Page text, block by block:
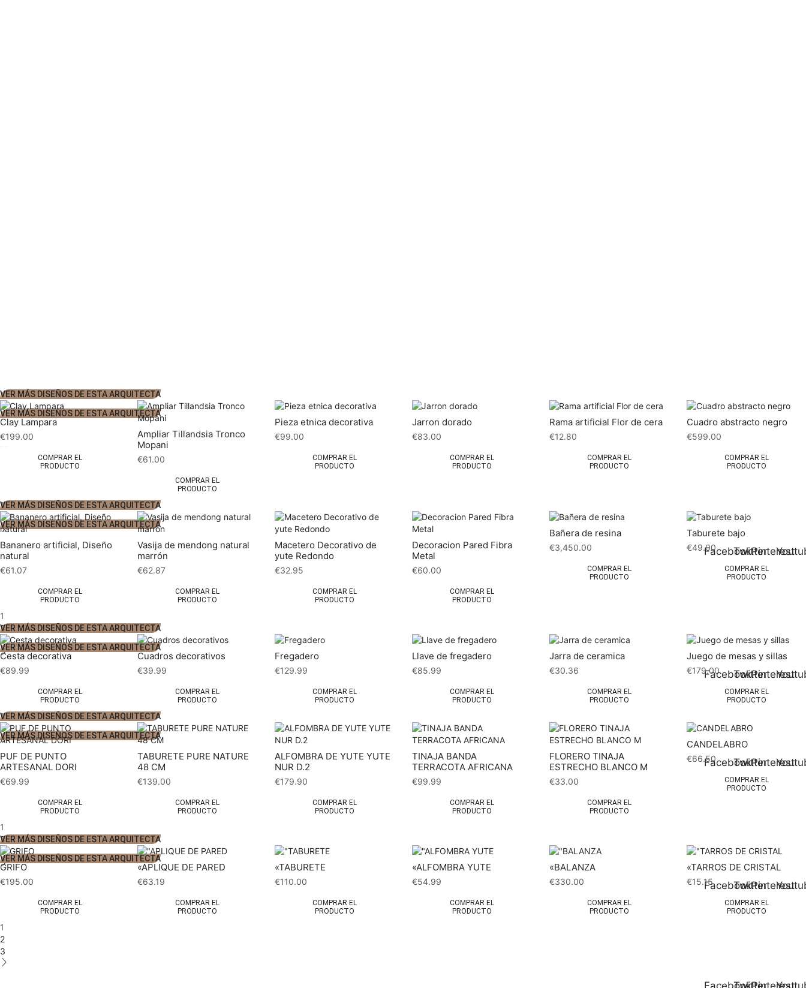
VER MÁS DISEÑOS DE ESTA ARQUITECTA
VER MÁS DISEÑOS DE ESTA ARQUITECTA
Clay Lampara
€199.00
COMPRAR EL
PRODUCTO
Ampliar Tillandsia Tronco
Mopani
€61.00
COMPRAR EL
PRODUCTO
Pieza etnica decorativa
€99.00
COMPRAR EL
PRODUCTO
Jarron dorado
€83.00
COMPRAR EL
PRODUCTO
Rama artificial Flor de cera
€12.80
COMPRAR EL
PRODUCTO
Cuadro abstracto negro
€599.00
COMPRAR EL
PRODUCTO
1
2
FacebookTwitterPinterest
VER MÁS DISEÑOS DE ESTA ARQUITECTA
VER MÁS DISEÑOS DE ESTA ARQUITECTA
Bananero artificial, Diseño
natural
€61.07
COMPRAR EL
PRODUCTO
Vasija de mendong natural
marrón
€62.87
COMPRAR EL
PRODUCTO
Macetero Decorativo de
yute Redondo
€32.95
COMPRAR EL
PRODUCTO
Decoracion Pared Fibra
Metal
€60.00
COMPRAR EL
PRODUCTO
Bañera de resina
€3,450.00
COMPRAR EL
PRODUCTO
Taburete bajo
€49.00
COMPRAR EL
PRODUCTO
1
2
3
FacebookTwitterPinterest
VER MÁS DISEÑOS DE ESTA ARQUITECTA
VER MÁS DISEÑOS DE ESTA ARQUITECTA
Cesta decorativa
€89.99
COMPRAR EL
PRODUCTO
Cuadros decorativos
€39.99
COMPRAR EL
PRODUCTO
Fregadero
€129.99
COMPRAR EL
PRODUCTO
Llave de fregadero
€85.99
COMPRAR EL
PRODUCTO
Jarra de ceramica
€30.36
COMPRAR EL
PRODUCTO
Juego de mesas y sillas
€179.00
COMPRAR EL
PRODUCTO
1
2
FacebookTwitterPinterest
VER MÁS DISEÑOS DE ESTA ARQUITECTA
VER MÁS DISEÑOS DE ESTA ARQUITECTA
PUF DE PUNTO
ARTESANAL DORI
€69.99
COMPRAR EL
PRODUCTO
TABURETE PURE NATURE
48 CM
€139.00
COMPRAR EL
PRODUCTO
ALFOMBRA DE YUTE YUTE
NUR D.2
€179.90
COMPRAR EL
PRODUCTO
TINAJA BANDA
TERRACOTA AFRICANA
€99.99
COMPRAR EL
PRODUCTO
FLORERO TINAJA
ESTRECHO BLANCO M
€33.00
COMPRAR EL
PRODUCTO
CANDELABRO
€66.50
COMPRAR EL
PRODUCTO
1
2
3
FacebookTwitterPinterest
VER MÁS DISEÑOS DE ESTA ARQUITECTA
VER MÁS DISEÑOS DE ESTA ARQUITECTA
GRIFO
€195.00
COMPRAR EL
PRODUCTO
«APLIQUE DE PARED
€63.19
COMPRAR EL
PRODUCTO
«TABURETE
€110.00
COMPRAR EL
PRODUCTO
«ALFOMBRA YUTE
€54.99
COMPRAR EL
PRODUCTO
«BALANZA
€330.00
COMPRAR EL
PRODUCTO
«TARROS DE CRISTAL
€15.15
COMPRAR EL
PRODUCTO
1
2
3
FacebookTwitterPinterest